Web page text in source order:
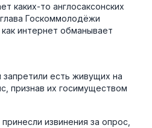
каких-то англосаксонских
Госкоммолодёжи
как интернет обманывает
есть живущих на
признав их госимуществом
извинения за опрос,